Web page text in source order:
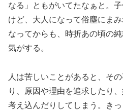
なる」ともがいてたなぁと。
けど、大人になって俗塵にま
なってからも、時折あの頃の
気がする。
人は苦しいことがあると、そ
り、原因や理由を追求したり
考え込んだりしてしまう。き